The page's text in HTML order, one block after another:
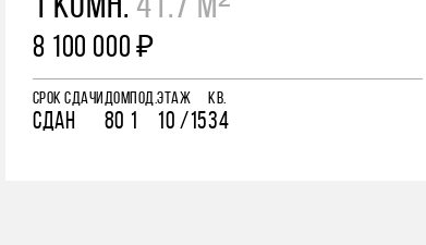
1 КОМН. 41.7 М²
8 100 000 ₽
СРОК СДАЧИ
СДАН
ДОМ
80
ПОД.
1
ЭТАЖ
10 /15
КВ.
34